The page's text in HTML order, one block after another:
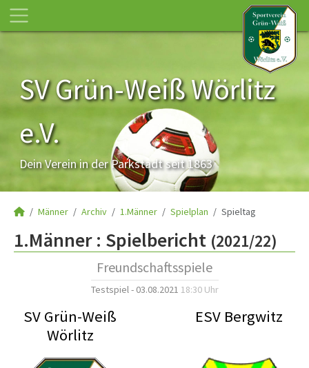
SV Grün-Weiß Wörlitz
e.V.
Dein Verein in der Parkstadt seit 1863
Männer Archiv 1.Männer Spielplan Spieltag
1.Männer : Spielbericht (2021/22)
Freundschaftsspiele
Testspiel - 03.08.2021 18:30 Uhr
SV Grün-Weiß
Wörlitz
ESV Bergwitz